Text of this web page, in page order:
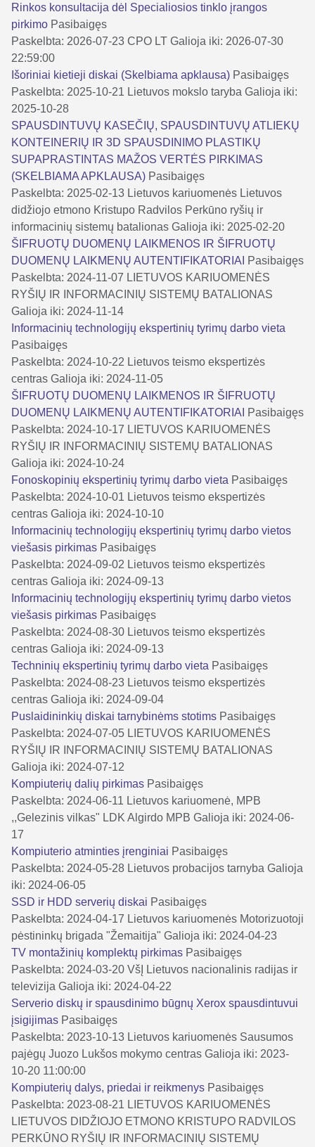
Rinkos konsultacija dėl Specialiosios tinklo įrangos
pirkimo Pasibaigęs
Paskelbta: 2026-07-23 CPO LT Galioja iki: 2026-07-30
22:59:00
Išoriniai kietieji diskai (Skelbiama apklausa) Pasibaigęs
Paskelbta: 2025-10-21 Lietuvos mokslo taryba Galioja iki:
2025-10-28
SPAUSDINTUVŲ KASEČIŲ, SPAUSDINTUVŲ ATLIEKŲ
KONTEINERIŲ IR 3D SPAUSDINIMO PLASTIKŲ
SUPAPRASTINTAS MAŽOS VERTĖS PIRKIMAS
(SKELBIAMA APKLAUSA) Pasibaigęs
Paskelbta: 2025-02-13 Lietuvos kariuomenės Lietuvos
didžiojo etmono Kristupo Radvilos Perkūno ryšių ir
informacinių sistemų batalionas Galioja iki: 2025-02-20
ŠIFRUOTŲ DUOMENŲ LAIKMENOS IR ŠIFRUOTŲ
DUOMENŲ LAIKMENŲ AUTENTIFIKATORIAI
Pasibaigęs
Paskelbta: 2024-11-07 LIETUVOS KARIUOMENĖS
RYŠIŲ IR INFORMACINIŲ SISTEMŲ BATALIONAS
Galioja iki: 2024-11-14
Informacinių technologijų ekspertinių tyrimų darbo vieta
Pasibaigęs
Paskelbta: 2024-10-22 Lietuvos teismo ekspertizės
centras Galioja iki: 2024-11-05
ŠIFRUOTŲ DUOMENŲ LAIKMENOS IR ŠIFRUOTŲ
DUOMENŲ LAIKMENŲ AUTENTIFIKATORIAI
Pasibaigęs
Paskelbta: 2024-10-17 LIETUVOS KARIUOMENĖS
RYŠIŲ IR INFORMACINIŲ SISTEMŲ BATALIONAS
Galioja iki: 2024-10-24
Fonoskopinių ekspertinių tyrimų darbo vieta Pasibaigęs
Paskelbta: 2024-10-01 Lietuvos teismo ekspertizės
centras Galioja iki: 2024-10-10
Informacinių technologijų ekspertinių tyrimų darbo vietos
viešasis pirkimas Pasibaigęs
Paskelbta: 2024-09-02 Lietuvos teismo ekspertizės
centras Galioja iki: 2024-09-13
Informacinių technologijų ekspertinių tyrimų darbo vietos
viešasis pirkimas Pasibaigęs
Paskelbta: 2024-08-30 Lietuvos teismo ekspertizės
centras Galioja iki: 2024-09-13
Techninių ekspertinių tyrimų darbo vieta Pasibaigęs
Paskelbta: 2024-08-23 Lietuvos teismo ekspertizės
centras Galioja iki: 2024-09-04
Puslaidininkių diskai tarnybinėms stotims Pasibaigęs
Paskelbta: 2024-07-05 LIETUVOS KARIUOMENĖS
RYŠIŲ IR INFORMACINIŲ SISTEMŲ BATALIONAS
Galioja iki: 2024-07-12
Kompiuterių dalių pirkimas Pasibaigęs
Paskelbta: 2024-06-11 Lietuvos kariuomenė, MPB
,,Gelezinis vilkas" LDK Algirdo MPB Galioja iki: 2024-06-
17
Kompiuterio atminties įrenginiai Pasibaigęs
Paskelbta: 2024-05-28 Lietuvos probacijos tarnyba Galioja
iki: 2024-06-05
SSD ir HDD serverių diskai Pasibaigęs
Paskelbta: 2024-04-17 Lietuvos kariuomenės Motorizuotoji
pėstininkų brigada "Žemaitija" Galioja iki: 2024-04-23
TV montažinių komplektų pirkimas Pasibaigęs
Paskelbta: 2024-03-20 VšĮ Lietuvos nacionalinis radijas ir
televizija Galioja iki: 2024-04-22
Serverio diskų ir spausdinimo būgnų Xerox spausdintuvui
įsigijimas Pasibaigęs
Paskelbta: 2023-10-13 Lietuvos kariuomenės Sausumos
pajėgų Juozo Lukšos mokymo centras Galioja iki: 2023-
10-20 11:00:00
Kompiuterių dalys, priedai ir reikmenys Pasibaigęs
Paskelbta: 2023-08-21 LIETUVOS KARIUOMENĖS
LIETUVOS DIDŽIOJO ETMONO KRISTUPO RADVILOS
PERKŪNO RYŠIŲ IR INFORMACINIŲ SISTEMŲ